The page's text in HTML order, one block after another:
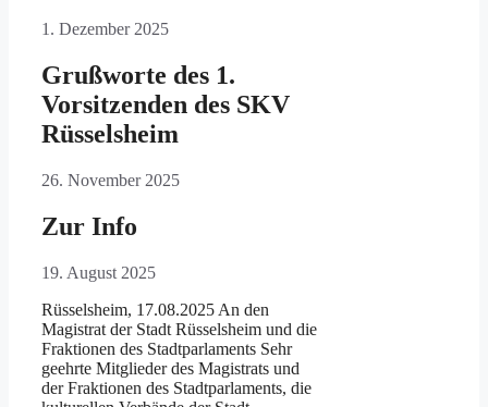
1. Dezember 2025
Grußworte des 1.
Vorsitzenden des SKV
Rüsselsheim
26. November 2025
Zur Info
19. August 2025
Rüsselsheim, 17.08.2025 An den
Magistrat der Stadt Rüsselsheim und die
Fraktionen des Stadtparlaments Sehr
geehrte Mitglieder des Magistrats und
der Fraktionen des Stadtparlaments, die